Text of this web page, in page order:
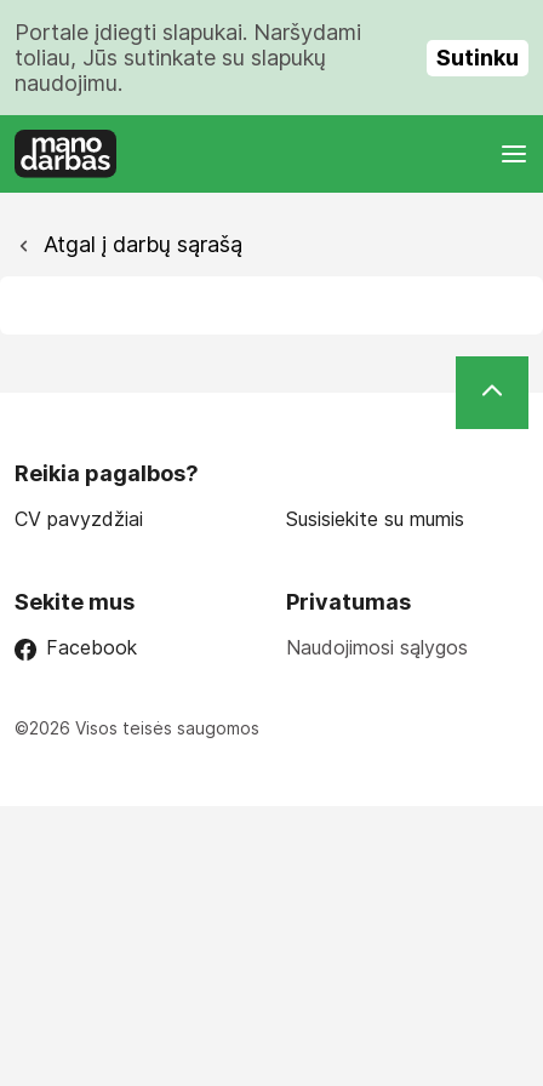
Portale įdiegti slapukai. Naršydami
toliau, Jūs sutinkate su slapukų
naudojimu.
Sutinku
Atgal į darbų sąrašą
Reikia pagalbos?
CV pavyzdžiai Susisiekite su mumis
Sekite mus
Facebook
Privatumas
Naudojimosi sąlygos
©2026 Visos teisės saugomos